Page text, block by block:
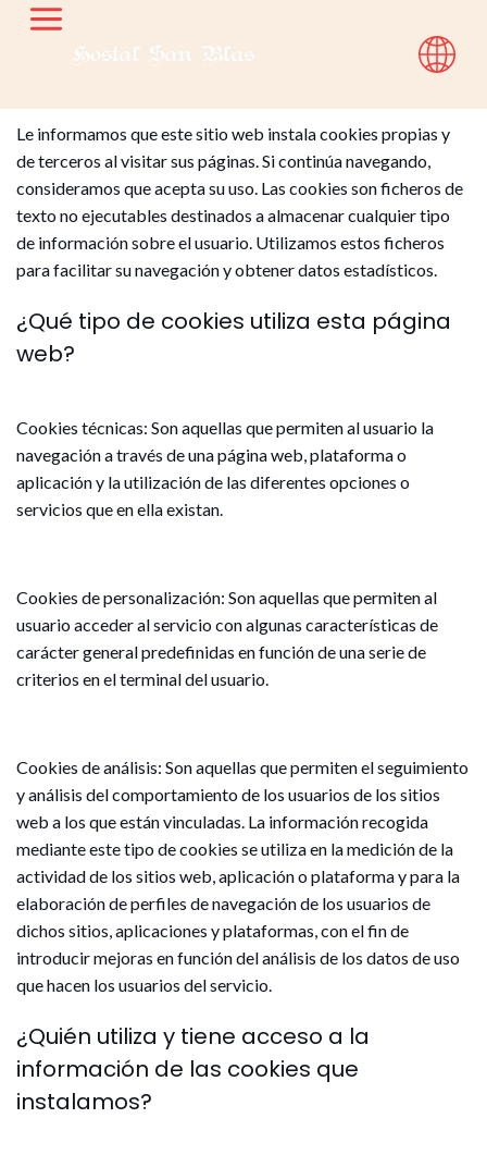
Política de cookies
Le informamos que este sitio web instala cookies propias y
de terceros al visitar sus páginas. Si continúa navegando,
consideramos que acepta su uso. Las cookies son ficheros de
texto no ejecutables destinados a almacenar cualquier tipo
de información sobre el usuario. Utilizamos estos ficheros
para facilitar su navegación y obtener datos estadísticos.
¿Qué tipo de cookies utiliza esta página
web?
Cookies técnicas: Son aquellas que permiten al usuario la
navegación a través de una página web, plataforma o
aplicación y la utilización de las diferentes opciones o
servicios que en ella existan.
Cookies de personalización: Son aquellas que permiten al
usuario acceder al servicio con algunas características de
carácter general predefinidas en función de una serie de
criterios en el terminal del usuario.
Cookies de análisis: Son aquellas que permiten el seguimiento
y análisis del comportamiento de los usuarios de los sitios
web a los que están vinculadas. La información recogida
mediante este tipo de cookies se utiliza en la medición de la
actividad de los sitios web, aplicación o plataforma y para la
elaboración de perfiles de navegación de los usuarios de
dichos sitios, aplicaciones y plataformas, con el fin de
introducir mejoras en función del análisis de los datos de uso
que hacen los usuarios del servicio.
¿Quién utiliza y tiene acceso a la
información de las cookies que
instalamos?